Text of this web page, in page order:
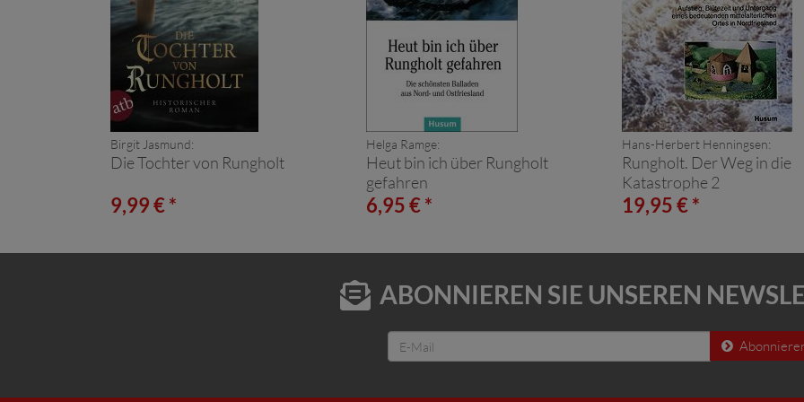
Birgit Jasmund:
Die Tochter von Rungholt
9,99 € *
Helga Ramge:
Heut bin ich über Rungholt
gefahren
6,95 € *
Hans-Herbert Henningsen:
Rungholt. Der Weg in die
Katastrophe 2
19,95 € *
ABONNIEREN SIE UNSEREN